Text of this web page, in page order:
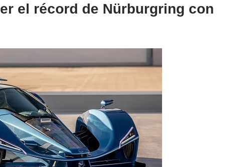
el récord de Nürburgring con